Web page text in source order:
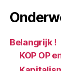
Belangrijk !
KOP OP